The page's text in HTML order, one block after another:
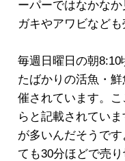
ーパーではなかな
ガキやアワビなど
毎週日曜日の朝
たばかりの活魚・
催されています。
らと記載されてい
が多いんだそうです
ても30分ほどで売